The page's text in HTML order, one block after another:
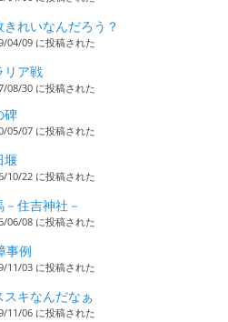
れいなんだろう？
04/09 に投稿された
リア戦
08/30 に投稿された
碑
05/07 に投稿された
堰
10/22 に投稿された
住吉神社－
06/08 に投稿された
事例
11/03 に投稿された
キなんだなぁ
11/06 に投稿された